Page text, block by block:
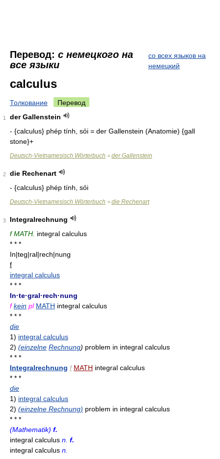
Перевод: с немецкого на
все языки
со всех языков на
немецкий
calculus
Толкование Перевод
1
der Gallenstein
- {calculus} phép tính, sỏi = der Gallenstein (Anatomie) {gall
stone}+
Deutsch-Vietnamesisch Wörterbuch > der Gallenstein
2
die Rechenart
- {calculus} phép tính, sỏi
Deutsch-Vietnamesisch Wörterbuch > die Rechenart
3
Integralrechnung
f MATH. integral calculus
* * *
In|teg|ral|rech|nung
f
integral calculus
* * *
In·te·gral·rech·nung
fkein pl MATH integral calculus
* * *
die
1) integral calculus
2) (einzelne Rechnung) problem in integral calculus
* * *
Integralrechnung f MATH integral calculus
* * *
die
1) integral calculus
2) (einzelne Rechnung) problem in integral calculus
* * *
(Mathematik) f.
integral calculus n. f.
integral calculus n.